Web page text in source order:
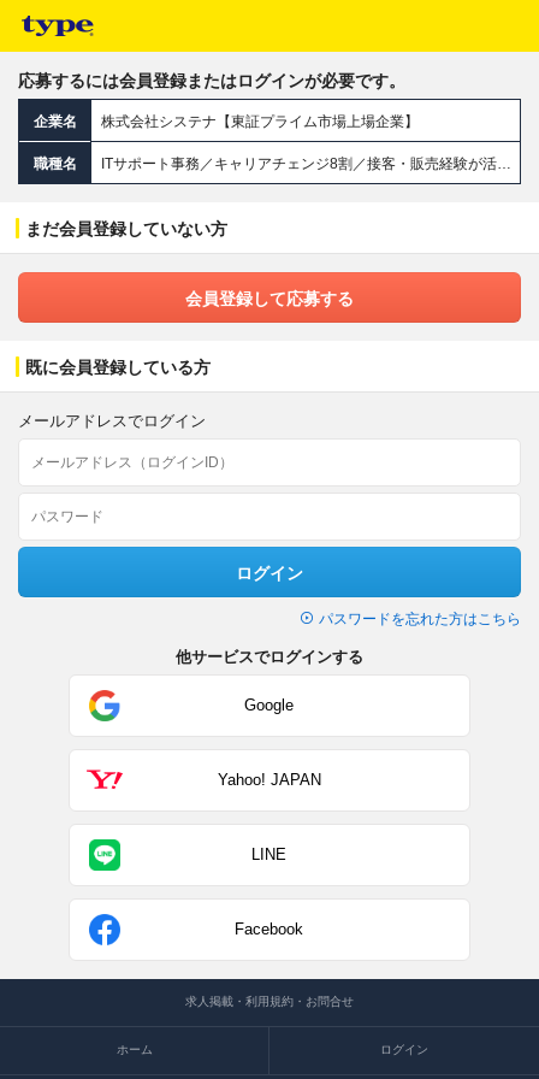
応募するには会員登録またはログインが必要です。
企業名 株式会社システナ【東証プライム市場上場企業】
職種名 ITサポート事務／キャリアチェンジ8割／接客・販売経験が活きる／年休129日／残業少／チーム制／リモート有
まだ会員登録していない方
会員登録して応募する
既に会員登録している方
メールアドレスでログイン
ログイン
パスワードを忘れた方はこちら
他サービスでログインする
Google
Yahoo! JAPAN
LINE
Facebook
求人掲載・利用規約・お問合せ
ホーム ログイン